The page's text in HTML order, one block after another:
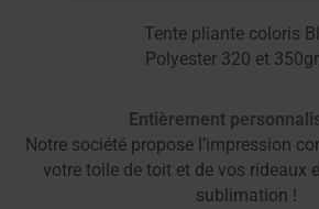
Tente pliante coloris
Polyester 320 et
Entièrement
Notre société propose l’impression
votre toile de toit et de vos rideaux
sublimation !